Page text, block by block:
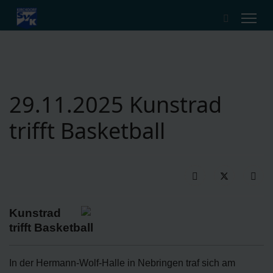
29.11.2025 Kunstrad
trifft Basketball
Kunstrad
trifft Basketball
In der Hermann-Wolf-Halle in Nebringen traf sich am